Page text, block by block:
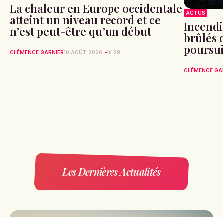
La chaleur en Europe occidentale
atteint un niveau record et ce
n’est peut-être qu’un début
CLÉMENCE GARNIER10 AOÛT 2026 10:29
ACTUS
brûlés
CLÉMENCE
Les Dernières Actualités